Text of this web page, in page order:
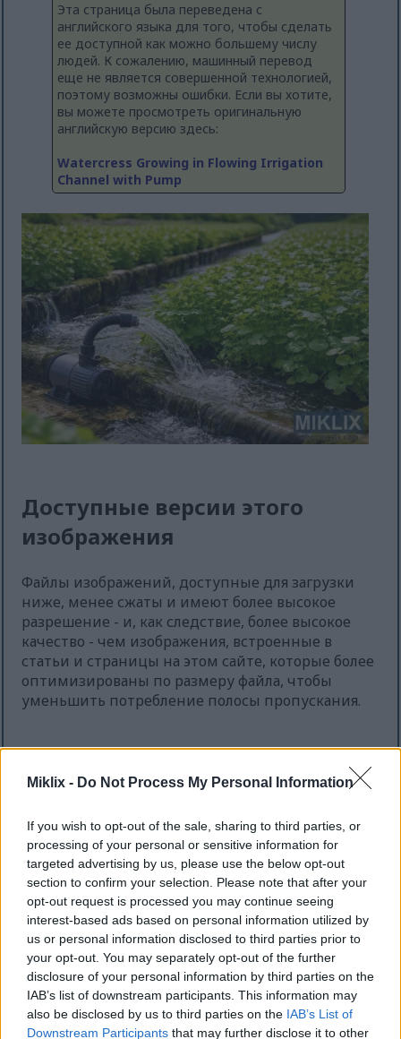
Miklix - Do Not Process My Personal Information
If you wish to opt-out of the sale, sharing to third parties, or
processing of your personal or sensitive information for
targeted advertising by us, please use the below opt-out
section to confirm your selection. Please note that after your
opt-out request is processed you may continue seeing
interest-based ads based on personal information utilized by
us or personal information disclosed to third parties prior to
your opt-out. You may separately opt-out of the further
disclosure of your personal information by third parties on the
IAB’s list of downstream participants. This information may
also be disclosed by us to third parties on the IAB’s List of
Downstream Participants that may further disclose it to other
Эта страница была переведена с
английского языка для того, чтобы сделать
ее доступной как можно большему числу
людей. К сожалению, машинный перевод
еще не является совершенной технологией,
поэтому возможны ошибки. Если вы хотите,
вы можете просмотреть оригинальную
английскую версию здесь:
Watercress Growing in Flowing Irrigation
Channel with Pump
Доступные версии этого
изображения
Файлы изображений, доступные для загрузки
ниже, менее сжаты и имеют более высокое
разрешение - и, как следствие, более высокое
качество - чем изображения, встроенные в
статьи и страницы на этом сайте, которые более
оптимизированы по размеру файла, чтобы
уменьшить потребление полосы пропускания.
Обычный размер(1,536 x 1,024)
AVIF(139 KB)
JPEG (561 KB)
Большой размер(3,072 x 2,048)
AVIF(317 KB)
WebP(748 KB)
JPEG(1.6 MB)
Очень большой размер(4,608 x 3,072)